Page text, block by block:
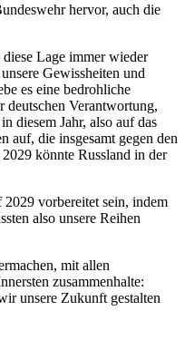
hervor, auch die
Lage immer wieder
Gewissheiten und
es eine bedrohliche
deutschen Verantwortung,
diesem Jahr, also auf das
auf, die insgesamt gegen den
könnte Russland in der
vorbereitet sein, indem
also unsere Reihen
mit allen
zusammenhalte:
unsere Zukunft gestalten